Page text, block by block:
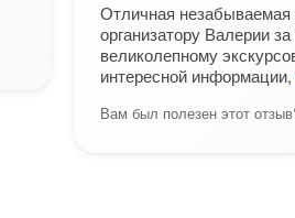
Отличная незабываемая
организатору Валерии
великолепному
интересной информации,
Вам был полезен этот